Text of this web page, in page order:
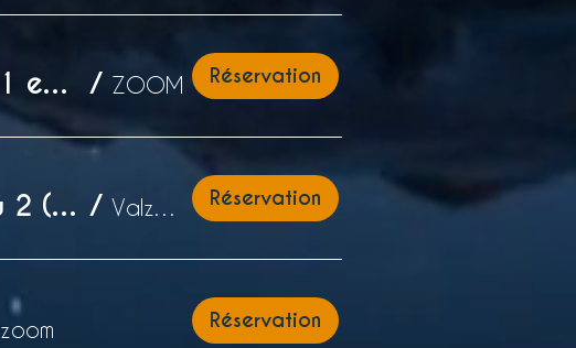
Coaching de groupe Niveau 3 (niveaux 1 et 2 prérequis) / ZOOM Réservation
Formation Résonance Numérique - Niveau 2 (3h d'atelier) / Valzergues Réservation
zoom Réservation